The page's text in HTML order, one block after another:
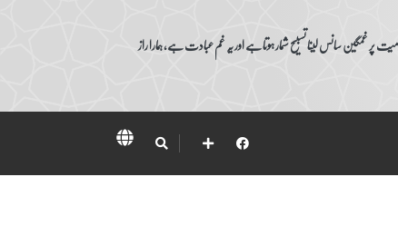
پر غمگین سانس لینا تسبیح شمار ہوتا ہے اور یہ غم عبادت ہے، ہمارا راز